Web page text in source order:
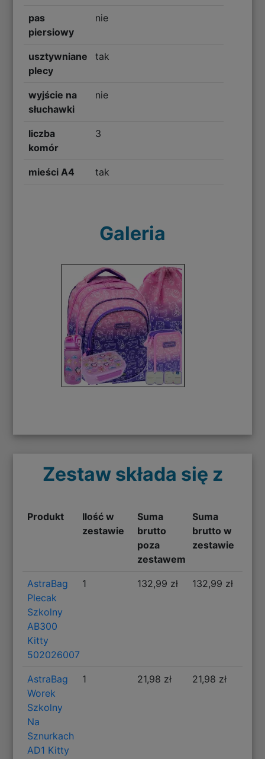
pas
piersiowy
nie
usztywniane
plecy
tak
wyjście na
słuchawki
nie
liczba
komór
3
mieści A4 tak
Galeria
Zestaw składa się z
Produkt
Ilość w
zestawie
Suma
brutto
poza
zestawem
Suma
brutto w
zestawie
AstraBag
Plecak
Szkolny
AB300
Kitty
502026007
1 132,99 zł 132,99 zł
AstraBag
Worek
Szkolny
Na
Sznurkach
AD1 Kitty
1 21,98 zł 21,98 zł